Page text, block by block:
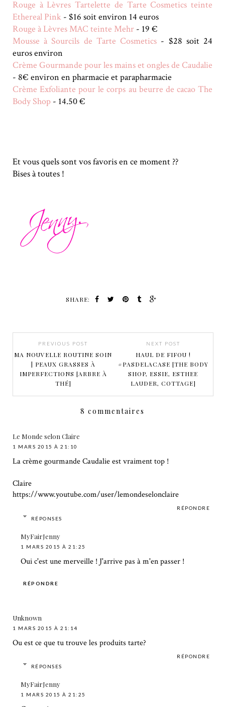
Rouge à Lèvres Tartelette de Tarte Cosmetics teinte
Ethereal Pink - $16 soit environ 14 euros
Rouge à Lèvres MAC teinte Mehr - 19 €
Mousse à Sourcils de Tarte Cosmetics - $28 soit 24
euros environ
Crème Gourmande pour les mains et ongles de Caudalie
- 8€ environ en pharmacie et parapharmacie
Crème Exfoliante pour le corps au beurre de cacao The
Body Shop - 14.50 €
Et vous quels sont vos favoris en ce moment ??
Bises à toutes !
SHARE:
PREVIOUS POST
MA NOUVELLE ROUTINE SOIN
| PEAUX GRASSES À
IMPERFECTIONS [ARBRE À
THÉ]
NEXT POST
HAUL DE FIFOU !
#PASDELACASE [THE BODY
SHOP, ESSIE, ESTHEE
LAUDER, COTTAGE]
8 commentaires
Le Monde selon Claire
1 MARS 2015 À 21:10
La crème gourmande Caudalie est vraiment top !
Claire
https://www.youtube.com/user/lemondeselonclaire
RÉPONDRE
RÉPONSES
MyFairJenny
1 MARS 2015 À 21:25
Oui c'est une merveille ! J'arrive pas à m'en passer !
RÉPONDRE
Unknown
1 MARS 2015 À 21:14
Ou est ce que tu trouve les produits tarte?
RÉPONDRE
RÉPONSES
MyFairJenny
1 MARS 2015 À 21:25